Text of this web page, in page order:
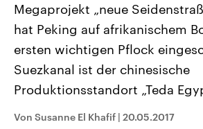
Landtagswahl Sachsen-Anhalt
2026
Alle Informationen
Sachsen-Anhalt wählt am 6.
September 2026 einen neuen
Landtag. Seit 2021 wird das
Bundesland von einer Koalition aus
Umfragen, Prognosen,
Wahlprogramme, aktuelle Berichte
USA
mit
Megaprojekt „neue
hat Peking auf afrikanischem
ersten wichtigen Pflock
Suezkanal ist der chinesische
Produktionsstandort „Teda
Von Susanne El Khafif | 20.05.2017